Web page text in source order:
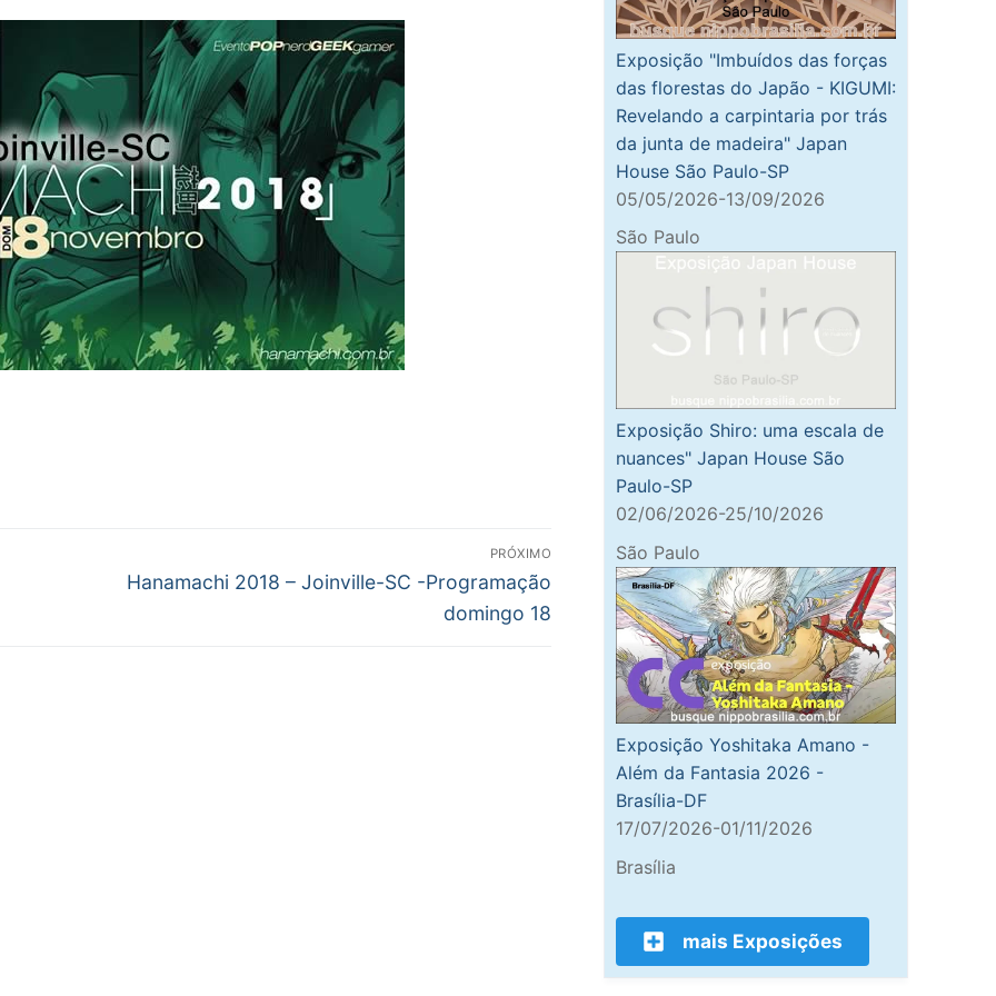
PRÓXIMO
Próximo
Hanamachi 2018 – Joinville-SC -Programação
domingo 18
Exposição "Imbuídos das forças
das florestas do Japão - KIGUMI:
Revelando a carpintaria por trás
da junta de madeira" Japan
House São Paulo-SP
05/05/2026-13/09/2026
São Paulo
Exposição Shiro: uma escala de
nuances" Japan House São
Paulo-SP
02/06/2026-25/10/2026
São Paulo
Exposição Yoshitaka Amano -
Além da Fantasia 2026 -
Brasília-DF
17/07/2026-01/11/2026
Brasília
mais Exposições